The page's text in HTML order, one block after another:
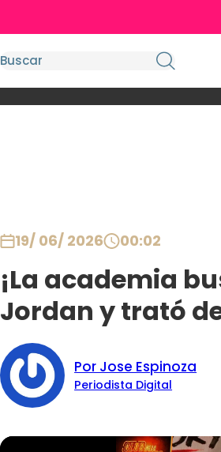
19/ 06/ 2026 00:02
¡La academia
Jordan y trató
Por Jose Espinoza
Periodista Digital